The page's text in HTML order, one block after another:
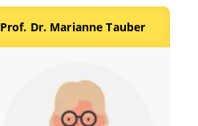
Prof. Dr. Marianne Tauber